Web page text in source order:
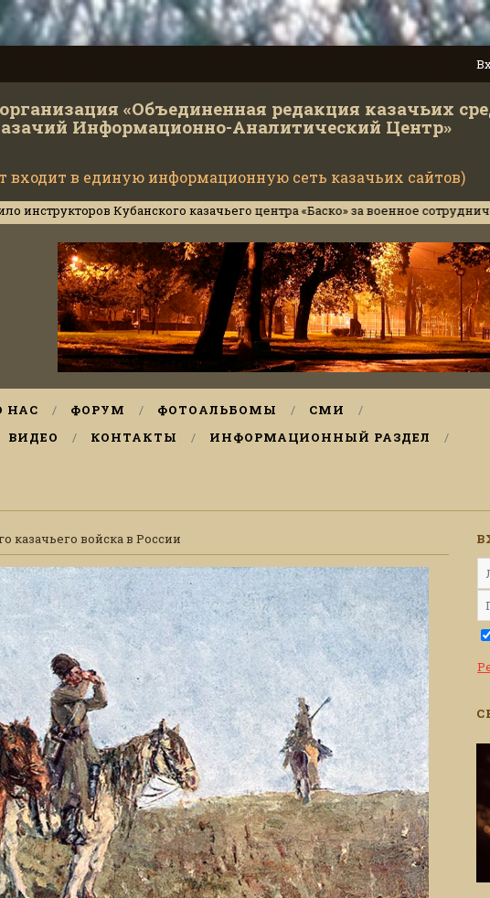
«Объединенная редакция казачьих
Информационно-Аналитический Центр»
входит в единую информационную сеть казачьих сайтов)
Кубанского казачьего центра «Баско» за военное сотрудничество и
НАС ФОРУМ ФОТОАЛЬБОМЫ
СМИ
ВИДЕО КОНТАКТЫ
ИНФОРМАЦИОННЫЙ РАЗДЕЛ
казачьего войска в России